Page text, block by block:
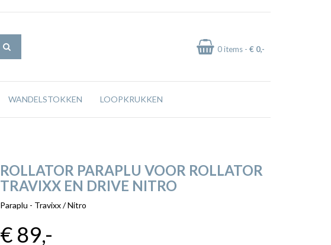
0items - € 0,-
WANDELSTOKKEN LOOPKRUKKEN
ROLLATOR PARAPLU VOOR ROLLATOR
TRAVIXX EN DRIVE NITRO
Paraplu - Travixx / Nitro
€ 89,-